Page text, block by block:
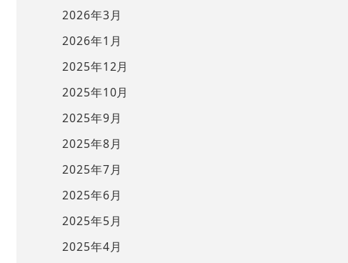
2026年3月
2026年1月
2025年12月
2025年10月
2025年9月
2025年8月
2025年7月
2025年6月
2025年5月
2025年4月